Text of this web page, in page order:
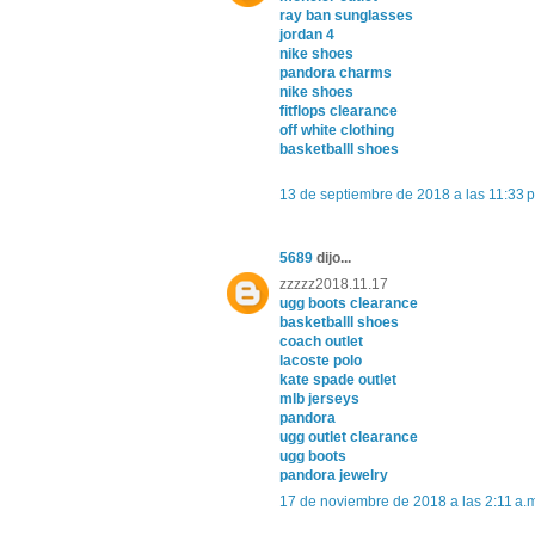
ray ban sunglasses
jordan 4
nike shoes
pandora charms
nike shoes
fitflops clearance
off white clothing
basketballl shoes
13 de septiembre de 2018 a las 11:33
5689 dijo...
zzzzz2018.11.17
ugg boots clearance
basketballl shoes
coach outlet
lacoste polo
kate spade outlet
mlb jerseys
pandora
ugg outlet clearance
ugg boots
pandora jewelry
17 de noviembre de 2018 a las 2:11